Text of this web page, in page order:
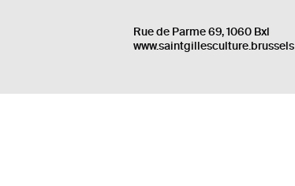
Rue de Parme 69, 1060 Bxl
www.saintgillesculture.brussels